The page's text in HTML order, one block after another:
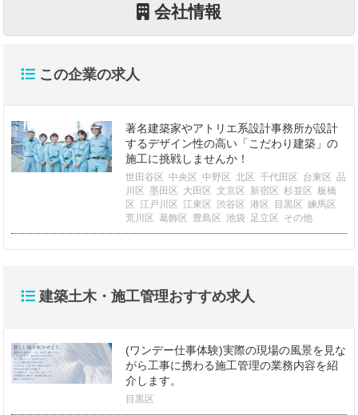
会社情報
この企業の求人
著名建築家やアトリエ系設計事務所が設計
するデザイン性の高い「こだわり建築」の
施工に挑戦しませんか！
世田谷区 中央区 中野区 北区 千代田区 台東区 品
川区
墨田区 大田区 文京区 新宿区 杉並区 板橋
区 江戸川区 江東区 渋谷区 港区 目黒区 練馬区
荒川区 葛飾区 豊島区 池袋 足立区 その他
建築土木・施工管理おすすめ求人
(ワンデー仕事体験)実際の現場の風景を見な
がら工事に携わる施工管理の業務内容を紹
介します。
目黒区